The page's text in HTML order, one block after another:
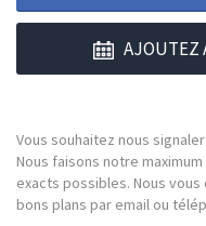
AJOUTEZ
Vous souhaitez nous
Nous faisons notre
exacts possibles. Nous
bons plans par email ou